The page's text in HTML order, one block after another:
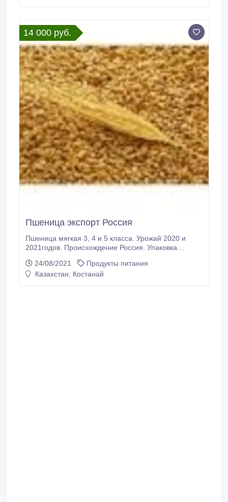
14 000 руб.
Пшеница экспорт Россия
Пшеница мягкая 3, 4 и 5 класса. Урожай 2020 и
2021годов. Происхождение Россия. Упаковка
тонн. Годовой контракт. Доставка авто или ж/д. Цена
договорная. Оплата – аккредитив..
24/08/2021
Продукты питания
Казахстан, Костанай